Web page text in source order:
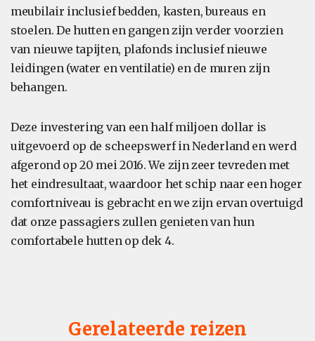
meubilair inclusief bedden, kasten, bureaus en
stoelen. De hutten en gangen zijn verder voorzien
van nieuwe tapijten, plafonds inclusief nieuwe
leidingen (water en ventilatie) en de muren zijn
behangen.
Deze investering van een half miljoen dollar is
uitgevoerd op de scheepswerf in Nederland en werd
afgerond op 20 mei 2016. We zijn zeer tevreden met
het eindresultaat, waardoor het schip naar een hoger
comfortniveau is gebracht en we zijn ervan overtuigd
dat onze passagiers zullen genieten van hun
comfortabele hutten op dek 4.
Gerelateerde reizen